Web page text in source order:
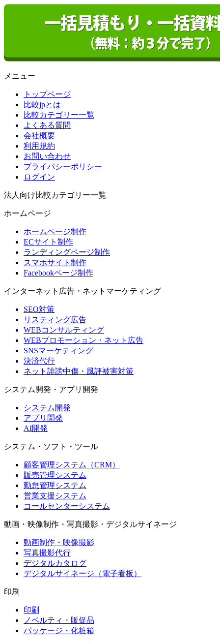
メニュー
トップページ
比較jpとは
比較カテゴリー一覧
よくある質問
会社概要
利用規約
お問い合わせ
プライバシーポリシー
ログイン
法人向け比較カテゴリー一覧
ホームページ
ホームページ制作
ECサイト制作
ランディングページ制作
スマホサイト制作
Facebookページ制作
インターネット広告・ネットマーケティング
SEO対策
リスティング広告
WEBコンサルティング
WEBプロモーション・ネット広告
SNSマーケティング
決済代行
ネット誹謗中傷・風評被害対策
システム開発・アプリ開発
システム開発
アプリ開発
AI開発
システム・ソフト・ツール
顧客管理システム（CRM）
販売管理システム
勤怠管理システム
営業支援システム
コールセンターシステム
動画・映像制作・写真撮影・デジタルサイネージ
動画制作・映像撮影
写真撮影代行
デジタルカタログ
デジタルサイネージ（電子看板）
印刷
印刷
ノベルティ・販促品
パッケージ・化粧箱